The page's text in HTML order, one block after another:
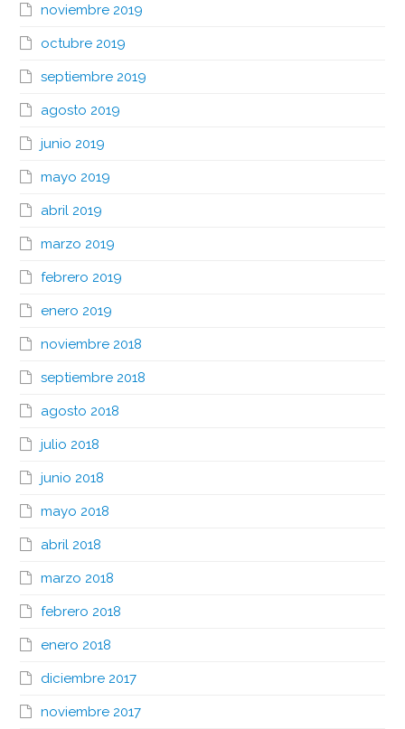
noviembre 2019
octubre 2019
septiembre 2019
agosto 2019
junio 2019
mayo 2019
abril 2019
marzo 2019
febrero 2019
enero 2019
noviembre 2018
septiembre 2018
agosto 2018
julio 2018
junio 2018
mayo 2018
abril 2018
marzo 2018
febrero 2018
enero 2018
diciembre 2017
noviembre 2017